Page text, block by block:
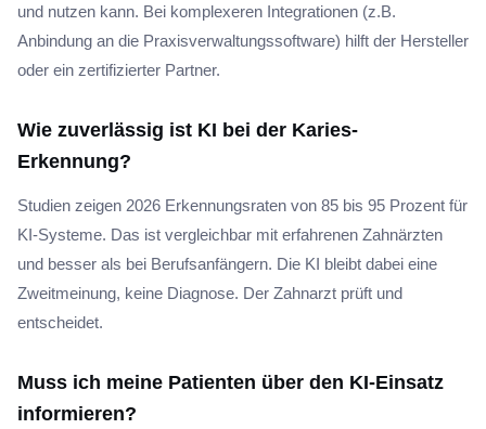
und nutzen kann. Bei komplexeren Integrationen (z.B.
Anbindung an die Praxisverwaltungssoftware) hilft der Hersteller
oder ein zertifizierter Partner.
Wie zuverlässig ist KI bei der Karies-
Erkennung?
Studien zeigen 2026 Erkennungsraten von 85 bis 95 Prozent für
KI-Systeme. Das ist vergleichbar mit erfahrenen Zahnärzten
und besser als bei Berufsanfängern. Die KI bleibt dabei eine
Zweitmeinung, keine Diagnose. Der Zahnarzt prüft und
entscheidet.
Muss ich meine Patienten über den KI-Einsatz
informieren?